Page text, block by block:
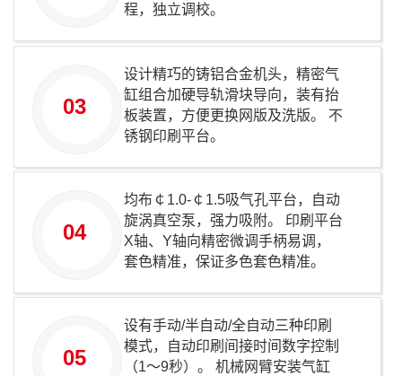
程，独立调校。
03
设计精巧的铸铝合金机头，精密气
缸组合加硬导轨滑块导向，装有抬
板装置，方便更换网版及洗版。 不
锈钢印刷平台。
04
均布￠1.0-￠1.5吸气孔平台，自动
旋涡真空泵，强力吸附。 印刷平台
X轴、Y轴向精密微调手柄易调，
套色精准，保证多色套色精准。
05
设有手动/半自动/全自动三种印刷
模式，自动印刷间接时间数字控制
（1～9秒）。 机械网臂安装气缸